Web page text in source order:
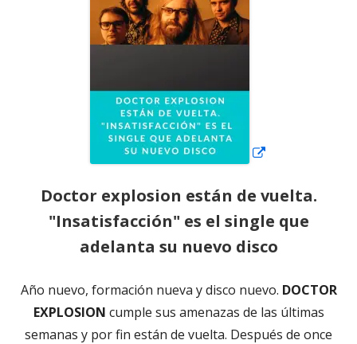
Doctor explosion están de vuelta.
"Insatisfacción" es el single que
adelanta su nuevo disco
Año nuevo, formación nueva y disco nuevo. DOCTOR
EXPLOSION cumple sus amenazas de las últimas
semanas y por fin están de vuelta. Después de once